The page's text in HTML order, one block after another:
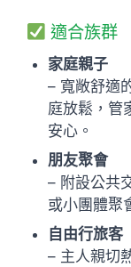
適合族群
家庭親子
– 寬敞舒適
庭放鬆，管
安心。
朋友聚會
– 附設公共
或小團體聚
自由行旅客
– 主人親切